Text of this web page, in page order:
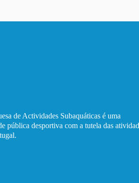
de Actividades Subaquáticas é uma
pública desportiva com a tutela das